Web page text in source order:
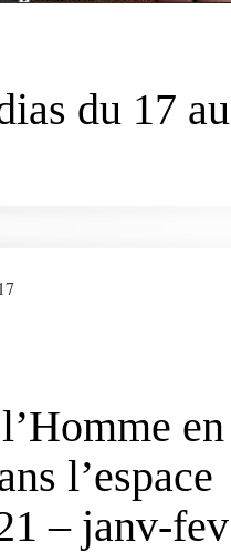
du 17 au
en
l’espace
– janv-fev